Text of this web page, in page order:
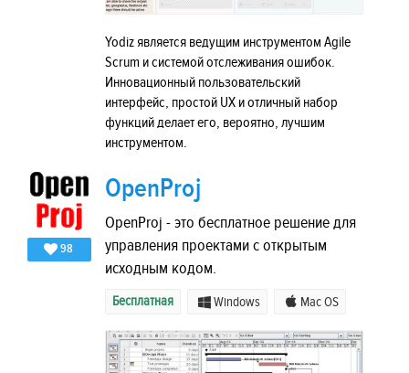
Yodiz является ведущим инструментом Agile
Scrum и системой отслеживания ошибок.
Инновационный пользовательский
интерфейс, простой UX и отличный набор
функций делает его, вероятно, лучшим
инструментом.
98
OpenProj
OpenProj - это бесплатное решение для
управления проектами с открытым
исходным кодом.
Бесплатная Windows Mac OS